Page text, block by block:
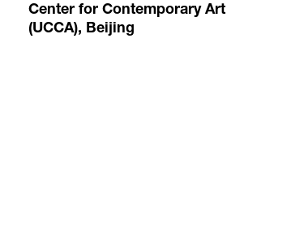
Center for Contemporary Art
(UCCA), Beijing